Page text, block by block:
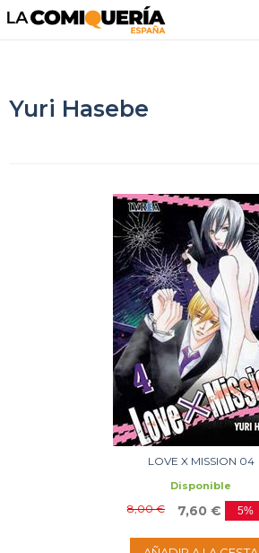
Yuri Hasebe
LOVE X MISSION 04
Disponible
8,00 € 7,60 € 5%